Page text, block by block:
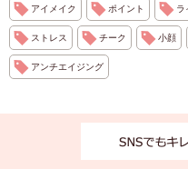
アイメイク ポイント ラ
ストレス チーク 小顔
アンチエイジング